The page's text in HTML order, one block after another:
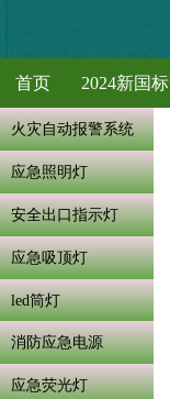
首页 2024新国标
火灾自动报警系统
应急照明灯
安全出口指示灯
应急吸顶灯
led筒灯
消防应急电源
应急荧光灯